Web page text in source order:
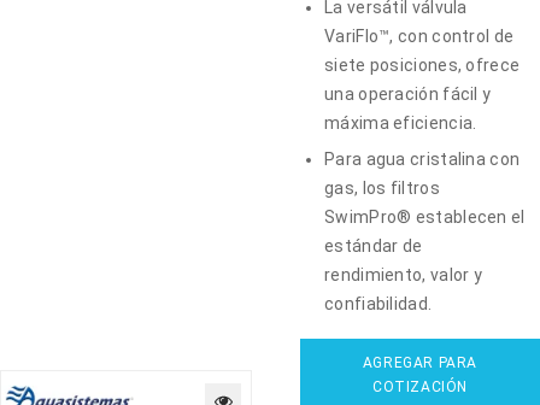
La versátil válvula
VariFlo™, con control de
siete posiciones, ofrece
una operación fácil y
máxima eficiencia.
Para agua cristalina con
gas, los filtros
SwimPro® establecen el
estándar de
rendimiento, valor y
confiabilidad.
AGREGAR PARA
COTIZACIÓN